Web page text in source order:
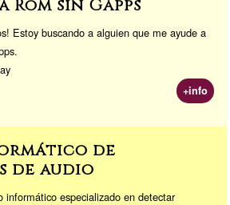
sin Gapps
Estoy buscando a alguien que me ayude a
+info
de
de audio
informático especializado en detectar